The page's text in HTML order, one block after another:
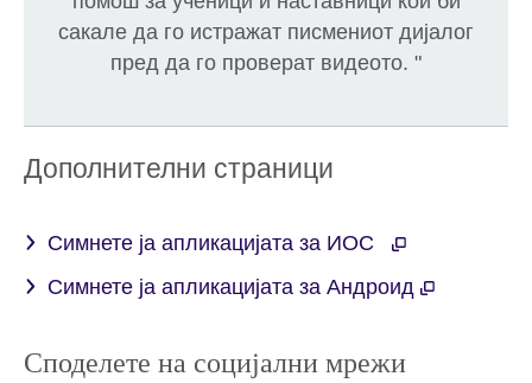
сакале да го истражат писмениот дијалог
пред да го проверат видеото. "
Дополнителни страници
Симнете ја апликацијата за ИОС
Симнете ја апликацијата за Андроид
Споделете на социјални мрежи